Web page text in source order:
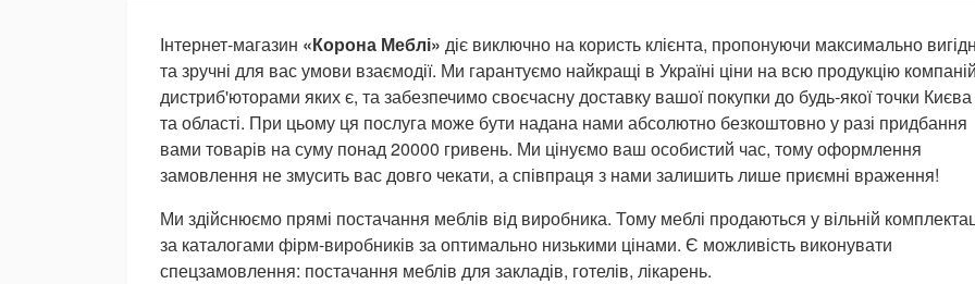
Інтернет-магазин «Корона Меблі» діє виключно на користь клієнта, пропонуючи максимально
та зручні для вас умови взаємодії. Ми гарантуємо найкращі в Україні ціни на всю продукцію
дистриб'юторами яких є, та забезпечимо своєчасну доставку вашої покупки до будь-якої точки Києва
та області. При цьому ця послуга може бути надана нами абсолютно безкоштовно у разі придбання
вами товарів на суму понад 20000 гривень. Ми цінуємо ваш особистий час, тому оформлення
замовлення не змусить вас довго чекати, а співпраця з нами залишить лише приємні враження!
Ми здійснюємо прямі постачання меблів від виробника. Тому меблі продаються у вільній
за каталогами фірм-виробників за оптимально низькими цінами. Є можливість виконувати
спецзамовлення: постачання меблів для закладів, готелів, лікарень.